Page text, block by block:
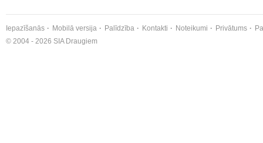
Iepazīšanās Mobilā versija Palīdzība Kontakti Noteikumi Privātums
© 2004 - 2026 SIA Draugiem